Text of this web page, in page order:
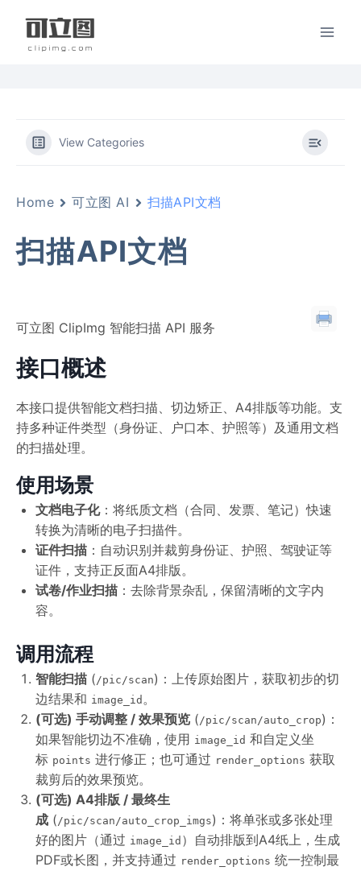
View Categories
Home 可立图 AI 扫描API文档
扫描API文档
可立图 ClipImg 智能扫描 API 服务
接口概述
本接口提供智能文档扫描、切边矫正、A4排版等功能。支
持多种证件类型（身份证、户口本、护照等）及通用文档
的扫描处理。
使用场景
文档电子化：将纸质文档（合同、发票、笔记）快速
转换为清晰的电子扫描件。
证件扫描 ：自动识别并裁剪身份证、护照、驾驶证等
证件，支持正反面A4排版。
试卷/作业扫描 ：去除背景杂乱，保留清晰的文字内
容。
调用流程
智能扫描 (/pic/scan)：上传原始图片，获取初步的切
边结果和 image_id 。
(可选) 手动调整 / 效果预览 (/pic/scan/auto_crop)：
如果智能切边不准确，使用 image_id 和自定义坐
标 points 进行修正；也可通过 render_options 获取
裁剪后的效果预览。
(可选) A4排版 / 最终生
成 (/pic/scan/auto_crop_imgs)：将单张或多张处理
好的图片（通过 image_id ）自动排版到A4纸上，生成
PDF或长图，并支持通过 render_options 统一控制最